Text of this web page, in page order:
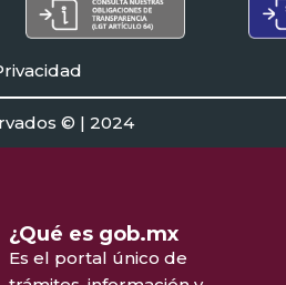
© | 2024
¿Qué es gob.mx
Es el portal único de